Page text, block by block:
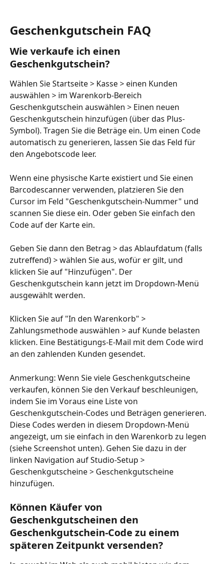
Geschenkgutschein FAQ
Wie verkaufe ich einen
Geschenkgutschein?
Wählen Sie Startseite > Kasse > einen Kunden
auswählen > im Warenkorb-Bereich
Geschenkgutschein auswählen > Einen neuen
Geschenkgutschein hinzufügen (über das Plus-
Symbol). Tragen Sie die Beträge ein. Um einen Code
automatisch zu generieren, lassen Sie das Feld für
den Angebotscode leer.
Wenn eine physische Karte existiert und Sie einen
Barcodescanner verwenden, platzieren Sie den
Cursor im Feld "Geschenkgutschein-Nummer" und
scannen Sie diese ein. Oder geben Sie einfach den
Code auf der Karte ein.
Geben Sie dann den Betrag > das Ablaufdatum (falls
zutreffend) > wählen Sie aus, wofür er gilt, und
klicken Sie auf "Hinzufügen". Der
Geschenkgutschein kann jetzt im Dropdown-Menü
ausgewählt werden.
Klicken Sie auf "In den Warenkorb" >
Zahlungsmethode auswählen > auf Kunde belasten
klicken. Eine Bestätigungs-E-Mail mit dem Code wird
an den zahlenden Kunden gesendet.
Anmerkung: Wenn Sie viele Geschenkgutscheine
verkaufen, können Sie den Verkauf beschleunigen,
indem Sie im Voraus eine Liste von
Geschenkgutschein-Codes und Beträgen generieren.
Diese Codes werden in diesem Dropdown-Menü
angezeigt, um sie einfach in den Warenkorb zu legen
(siehe Screenshot unten). Gehen Sie dazu in der
linken Navigation auf Studio-Setup >
Geschenkgutscheine > Geschenkgutscheine
hinzufügen.
Können Käufer von
Geschenkgutscheinen den
Geschenkgutschein-Code zu einem
späteren Zeitpunkt versenden?